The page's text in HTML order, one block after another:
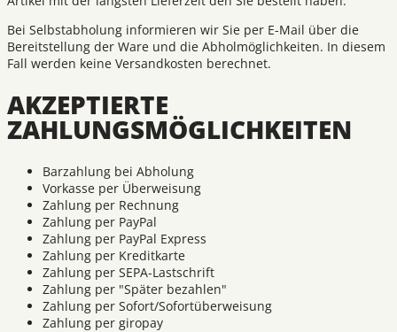
Bei Selbstabholung informieren wir Sie per E-Mail über die
Bereitstellung der Ware und die Abholmöglichkeiten. In diesem
Fall werden keine Versandkosten berechnet.
AKZEPTIERTE
ZAHLUNGSMÖGLICHKEITEN
Barzahlung bei Abholung
Vorkasse per Überweisung
Zahlung per Rechnung
Zahlung per PayPal
Zahlung per PayPal Express
Zahlung per Kreditkarte
Zahlung per SEPA-Lastschrift
Zahlung per "Später bezahlen"
Zahlung per Sofort/Sofortüberweisung
Zahlung per giropay